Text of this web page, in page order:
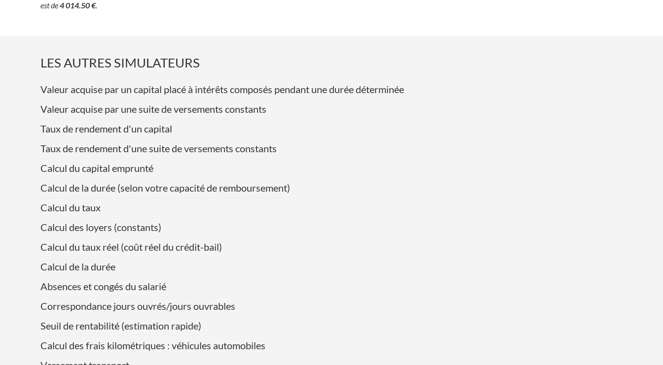
est de4 014.50 €.
LES AUTRES SIMULATEURS
Valeur acquise par un capital placé à intérêts composés pendant une durée déterminée
Valeur acquise par une suite de versements constants
Taux de rendement d'un capital
Taux de rendement d'une suite de versements constants
Calcul du capital emprunté
Calcul de la durée (selon votre capacité de remboursement)
Calcul du taux
Calcul des loyers (constants)
Calcul du taux réel (coût réel du crédit-bail)
Calcul de la durée
Absences et congés du salarié
Correspondance jours ouvrés/jours ouvrables
Seuil de rentabilité (estimation rapide)
Calcul des frais kilométriques : véhicules automobiles